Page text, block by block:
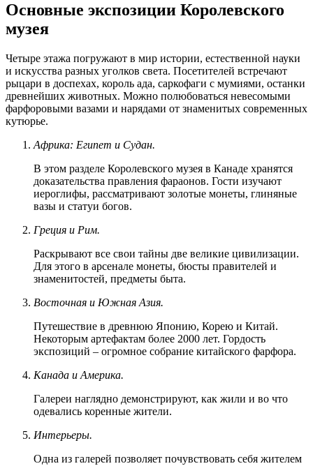
Основные экспозиции Королевского
музея
Четыре этажа погружают в мир истории, естественной науки
и искусства разных уголков света. Посетителей встречают
рыцари в доспехах, король ада, саркофаги с мумиями, останки
древнейших животных. Можно полюбоваться невесомыми
фарфоровыми вазами и нарядами от знаменитых современных
кутюрье.
Африка: Египет и Судан.
В этом разделе Королевского музея в Канаде хранятся
доказательства правления фараонов. Гости изучают
иероглифы, рассматривают золотые монеты, глиняные
вазы и статуи богов.
Греция и Рим.
Раскрывают все свои тайны две великие цивилизации.
Для этого в арсенале монеты, бюсты правителей и
знаменитостей, предметы быта.
Восточная и Южная Азия.
Путешествие в древнюю Японию, Корею и Китай.
Некоторым артефактам более 2000 лет. Гордость
экспозиций – огромное собрание китайского фарфора.
Канада и Америка.
Галереи наглядно демонстрируют, как жили и во что
одевались коренные жители.
Интерьеры.
Одна из галерей позволяет почувствовать себя жителем